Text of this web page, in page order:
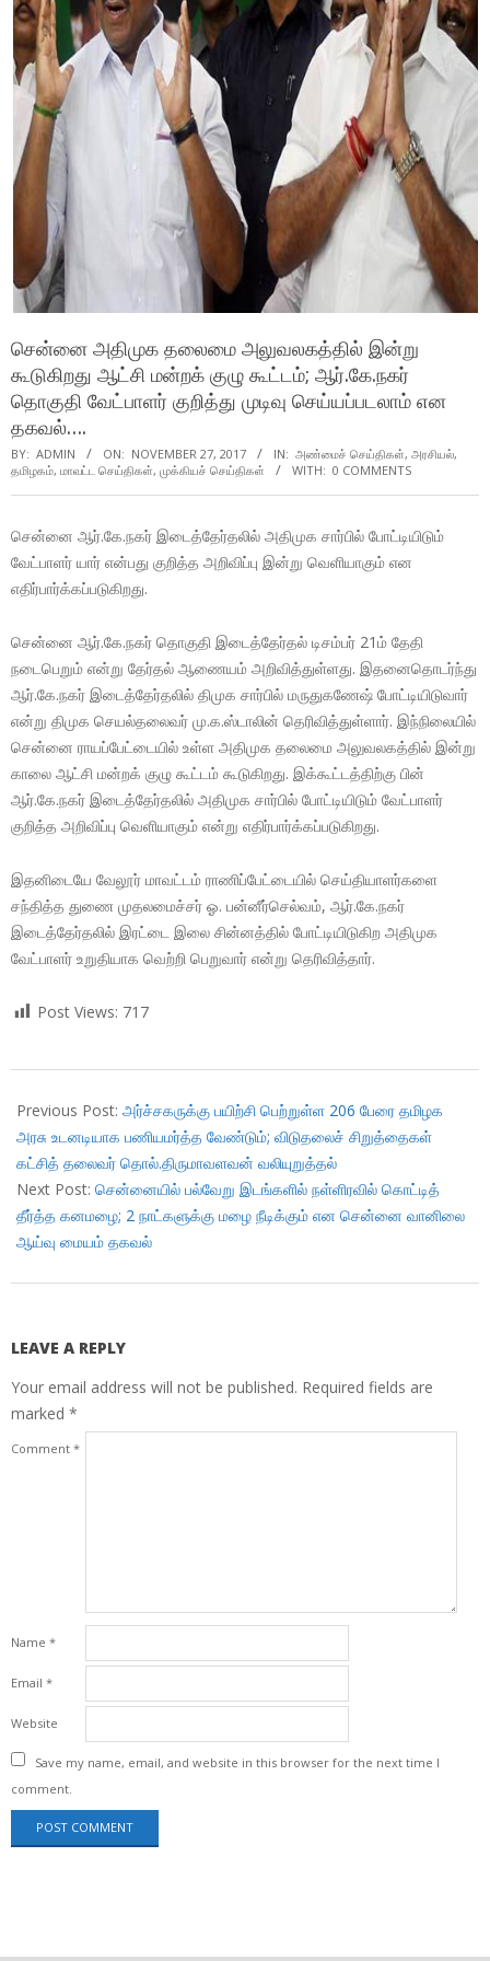
சென்னை அதிமுக தலைமை அலுவலகத்தில் இன்று
கூடுகிறது ஆட்சி மன்றக் குழு கூட்டம்; ஆர்.கே.நகர்
தொகுதி வேட்பாளர் குறித்து முடிவு செய்யப்படலாம் என
தகவல்….
BY: ADMIN ON: NOVEMBER 27, 2017 IN: அண்மைச் செய்திகள், அரசியல்,
தமிழகம், மாவட்ட செய்திகள், முக்கியச் செய்திகள் WITH: 0 COMMENTS
சென்னை ஆர்.கே.நகர் இடைத்தேர்தலில் அதிமுக சார்பில் போட்டியிடும்
வேட்பாளர் யார் என்பது குறித்த அறிவிப்பு இன்று வெளியாகும் என
எதிர்பார்க்கப்படுகிறது.
சென்னை ஆர்.கே.நகர் தொகுதி இடைத்தேர்தல் டிசம்பர் 21ம் தேதி
நடைபெறும் என்று தேர்தல் ஆணையம் அறிவித்துள்ளது. இதனைதொடர்ந்து
ஆர்.கே.நகர் இடைத்தேர்தலில் திமுக சார்பில் மருதுகணேஷ் போட்டியிடுவார்
என்று திமுக செயல்தலைவர் மு.க.ஸ்டாலின் தெரிவித்துள்ளார். இந்நிலையில்
சென்னை ராயப்பேட்டையில் உள்ள அதிமுக தலைமை அலுவலகத்தில் இன்று
காலை ஆட்சி மன்றக் குழு கூட்டம் கூடுகிறது. இக்கூட்டத்திற்கு பின்
ஆர்.கே.நகர் இடைத்தேர்தலில் அதிமுக சார்பில் போட்டியிடும் வேட்பாளர்
குறித்த அறிவிப்பு வெளியாகும் என்று எதிர்பார்க்கப்படுகிறது.
இதனிடையே வேலூர் மாவட்டம் ராணிப்பேட்டையில் செய்தியாளர்களை
சந்தித்த துணை முதலமைச்சர் ஓ. பன்னீர்செல்வம், ஆர்.கே.நகர்
இடைத்தேர்தலில் இரட்டை இலை சின்னத்தில் போட்டியிடுகிற அதிமுக
வேட்பாளர் உறுதியாக வெற்றி பெறுவார் என்று தெரிவித்தார்.
Post Views: 717
11-
27
Previous Post: அர்ச்சகருக்கு பயிற்சி பெற்றுள்ள 206 பேரை தமிழக
அரசு உடனடியாக பணியமர்த்த வேண்டும்; விடுதலைச் சிறுத்தைகள்
கட்சித் தலைவர் தொல்.திருமாவளவன் வலியுறுத்தல்
Next Post: சென்னையில் பல்வேறு இடங்களில் நள்ளிரவில் கொட்டித்
தீர்த்த கனமழை; 2 நாட்களுக்கு மழை நீடிக்கும் என சென்னை வானிலை
ஆய்வு மையம் தகவல்
LEAVE A REPLY
Your email address will not be published. Required fields are
marked *
Comment *
Name *
Email *
Website
Save my name, email, and website in this browser for the next time I
comment.